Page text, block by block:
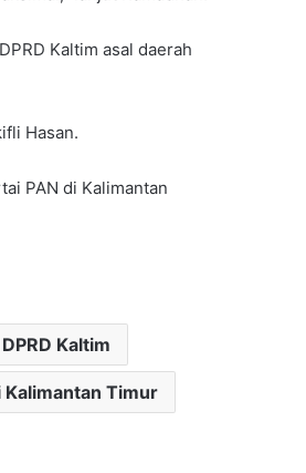
Kaltim asal daerah
Hasan.
PAN di Kalimantan
Kaltim
Timur